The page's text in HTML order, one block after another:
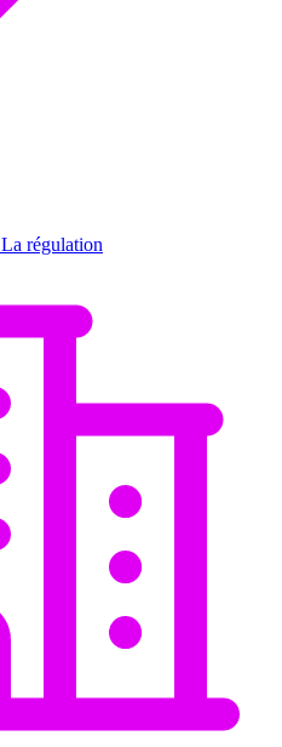
La régulation